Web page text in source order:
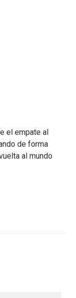
el empate al
de forma
al mundo